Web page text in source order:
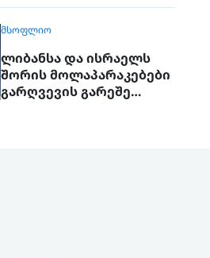
ᲛᲡᲝᲤᲚᲘᲝ
ლიბანსა და ისრაელს
შორის მოლაპარაკებები
გარღვევის გარეშე